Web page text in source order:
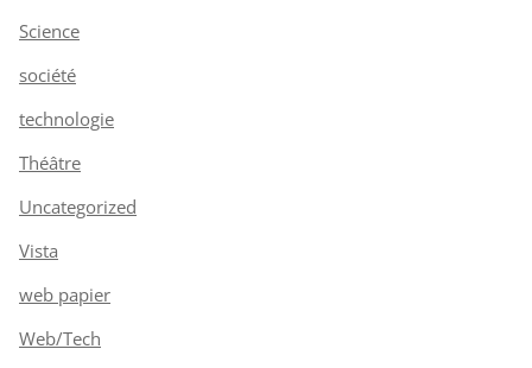
Science
société
technologie
Théâtre
Uncategorized
Vista
web papier
Web/Tech